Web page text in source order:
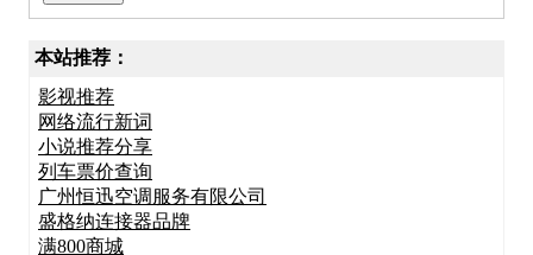
本站推荐：
影视推荐
网络流行新词
小说推荐分享
列车票价查询
广州恒迅空调服务有限公司
盛格纳连接器品牌
满800商城